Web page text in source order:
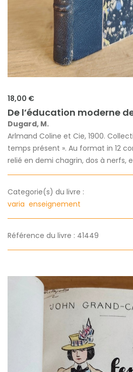
18,00 €
De l’éducation moderne
Dugard, M.
Arlmand Coline et Cie, 1900.
temps présent ». Au format in 12
relié en demi chagrin, dos à nerfs,
Categorie(s) du livre :
varia enseignement
Référence du livre : 41449